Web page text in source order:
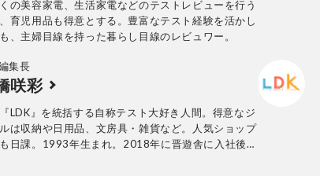
の美容家電、生活家電などのテストレビューを行う
育児用品も得意とする。豊富なテスト経験を活かし
、主婦目線を持った暮らし目線のレビュワー。
集長
咲彩
LDK』を統括する自称テスト大好き人間。得意なジ
は収納や日用品、文房具・雑貨など。人気ショップ
日課。1993年生まれ。2018年に晋遊舎に入社後、